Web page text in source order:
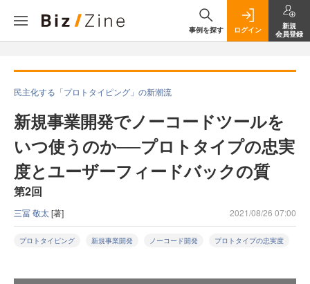
事例を探す ログイン
新規
会員登録
民主化する「プロトタイピング」の新潮流
新規事業開発でノーコードツールを
いつ使うのか──プロトタイプの忠実
度とユーザーフィードバックの質
第2回
三冨 敬太[著] 2021/08/26 07:00
プロトタイピング 新規事業開発 ノーコード開発 プロトタイプの忠実度